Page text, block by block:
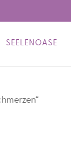
SEELENOASE